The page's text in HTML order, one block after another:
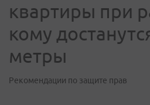
квартиры при
кому
метры
Рекомендации по защите прав